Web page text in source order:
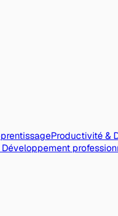
Productivité &
Développement